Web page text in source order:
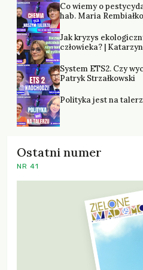
Co wiemy o
hab. Maria
Jak kryzys
człowieka? |
System ETS2. Czy
Patryk Strzałkowski
Polityka jest na
Ostatni numer
NR 41